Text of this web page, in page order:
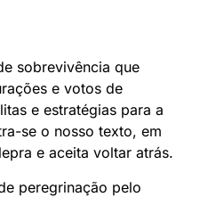
sobrevivência que
e votos de
e estratégias para a
se o nosso texto, em
e aceita voltar atrás.
peregrinação pelo